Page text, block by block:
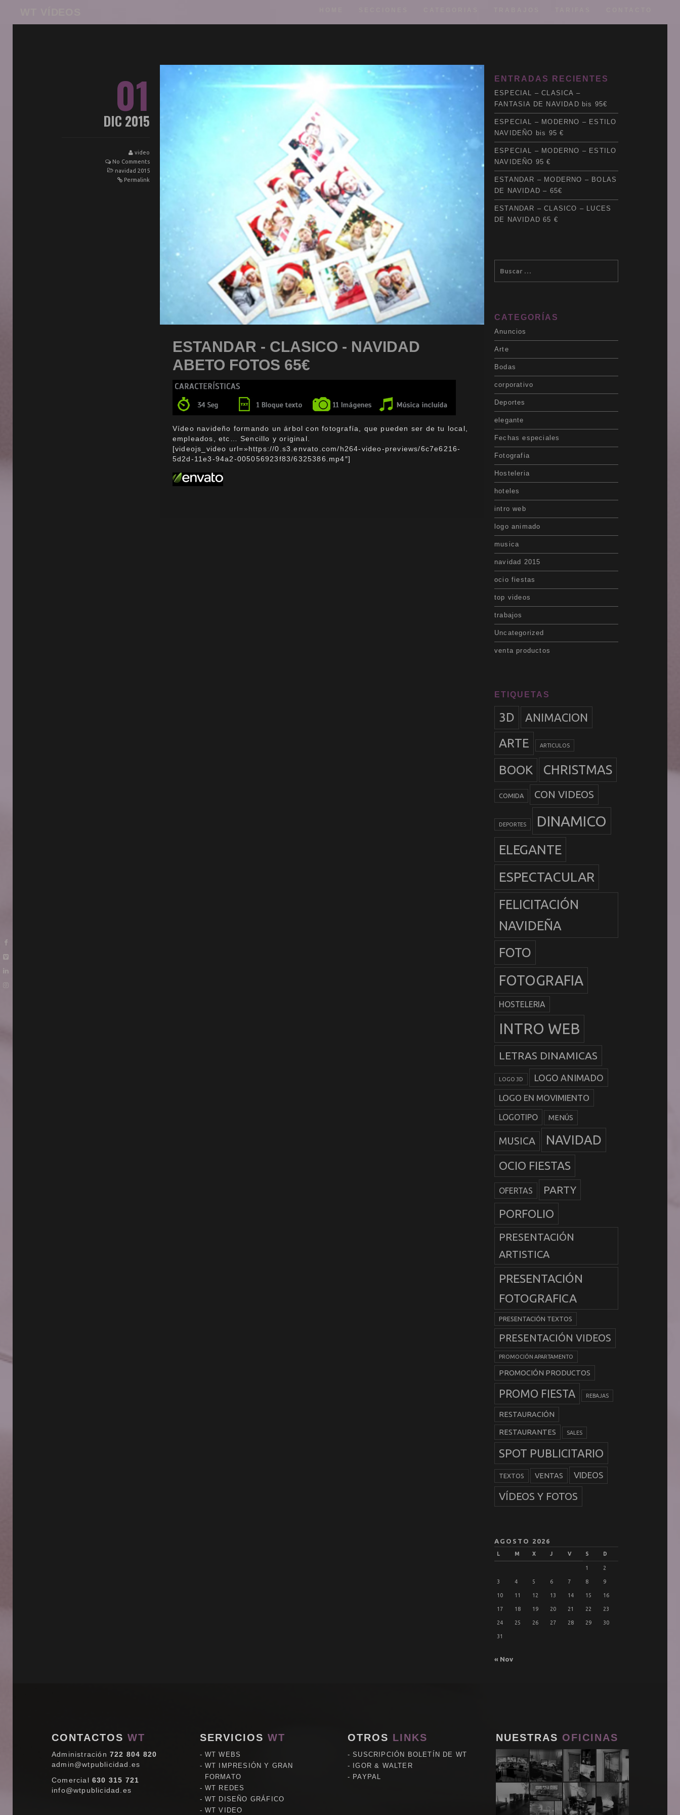
Redes
Sonido
Clientes
01
DIC 2015
video
No Comments
navidad 2015
Permalink
ESTANDAR - CLASICO - NAVIDAD
ABETO FOTOS 65€
Vídeo navideño formando un árbol con fotografía, que pueden ser de tu local,
empleados, etc… Sencillo y original.
[videojs_video url=»https://0.s3.envato.com/h264-video-previews/6c7e6216-
5d2d-11e3-94a2-005056923f83/6325386.mp4″]
ENTRADAS RECIENTES
ESPECIAL – CLASICA –
FANTASIA DE NAVIDAD bis 95€
ESPECIAL – MODERNO – ESTILO
NAVIDEÑO bis 95 €
ESPECIAL – MODERNO – ESTILO
NAVIDEÑO 95 €
ESTANDAR – MODERNO – BOLAS
DE NAVIDAD – 65€
ESTANDAR – CLASICO – LUCES
DE NAVIDAD 65 €
CATEGORÍAS
Anuncios
Arte
Bodas
corporativo
Deportes
elegante
Fechas especiales
Fotografia
Hosteleria
hoteles
intro web
logo animado
musica
navidad 2015
ocio fiestas
top videos
trabajos
Uncategorized
venta productos
ETIQUETAS
3D ANIMACION
ARTE ARTICULOS
BOOK CHRISTMAS
COMIDA CON VIDEOS
DEPORTES DINAMICO
ELEGANTE
ESPECTACULAR
FELICITACIÓN
NAVIDEÑA
FOTO
FOTOGRAFIA
HOSTELERIA
INTRO WEB
LETRAS DINAMICAS
LOGO 3D LOGO ANIMADO
LOGO EN MOVIMIENTO
LOGOTIPO MENÚS
MUSICA NAVIDAD
OCIO FIESTAS
OFERTAS PARTY
PORFOLIO
PRESENTACIÓN
ARTISTICA
PRESENTACIÓN
FOTOGRAFICA
PRESENTACIÓN TEXTOS
PRESENTACIÓN VIDEOS
PROMOCIÓN APARTAMENTO
PROMOCIÓN PRODUCTOS
PROMO FIESTA REBAJAS
RESTAURACIÓN
RESTAURANTES SALES
SPOT PUBLICITARIO
TEXTOS VENTAS VIDEOS
VÍDEOS Y FOTOS
AGOSTO 2026
L M X J V S D
1 2
3 4 5 6 7 8 9
10 11 12 13 14 15 16
17 18 19 20 21 22 23
24 25 26 27 28 29 30
31
« Nov
CONTACTOS WT
Administración 722 804 820
admin@wtpublicidad.es
Comercial 630 315 721
info@wtpublicidad.es
SERVICIOS WT
WT WEBS
WT IMPRESIÓN Y GRAN
FORMATO
WT REDES
WT DISEÑO GRÁFICO
WT VIDEO
OTROS LINKS
SUSCRIPCIÓN BOLETÍN DE WT
IGOR & WALTER
PAYPAL
NUESTRAS OFICINAS